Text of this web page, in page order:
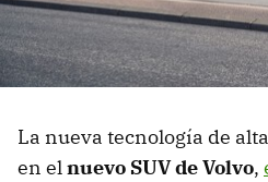
La nueva tecnología de
en elnuevo SUV de Volvo,